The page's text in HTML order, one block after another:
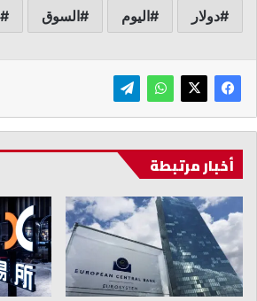
دولار اليوم السوق
أخبار مرتبطة